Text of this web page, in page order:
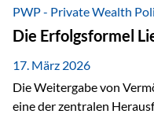
strukturierte, langfristige
Kontrolle vollständig aus
Abschmelzung mit
Private Wealth Police…
PWP - Private Wealth
Die Erfolgsformel
17. März 2026
Die Weitergabe von
eine der zentralen